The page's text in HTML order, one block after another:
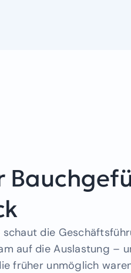
schaut die
auf die Auslastung –
früher unmöglich